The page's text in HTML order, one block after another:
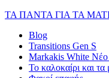
ΤΑ ΠΑΝΤΑ ΓΙΑ ΤΑ
Blog
Transitions Gen S
Markakis White Νέο
Το καλοκαίρι και τα